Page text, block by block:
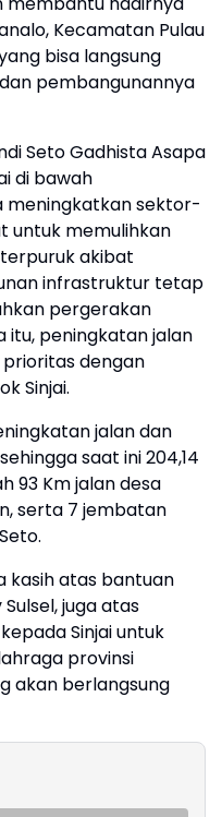
Kecamatan Pulau
bisa langsung
pembangunannya
Seto Gadhista Asapa
di bawah
meningkatkan sektor-
untuk memulihkan
akibat
infrastruktur tetap
pergerakan
itu, peningkatan jalan
dengan
Sinjai.
jalan dan
saat ini 204,14
93 Km jalan desa
serta 7 jembatan
kasih atas bantuan
juga atas
Sinjai untuk
provinsi
akan berlangsung